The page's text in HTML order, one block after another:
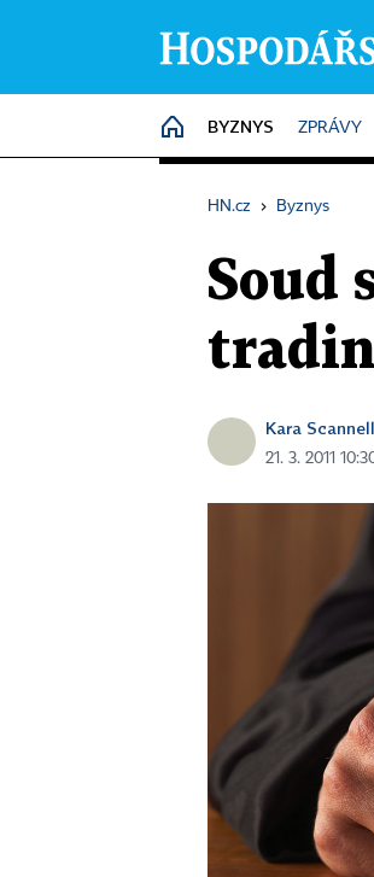
HOME
BYZNYS ZPRÁVY
HN.cz › Byznys
Soud
Kara Scannell
21. 3. 2011